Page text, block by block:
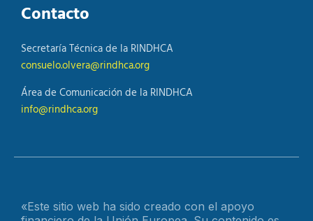
Contacto
Secretaría Técnica de la RINDHCA
consuelo.olvera@rindhca.org
Área de Comunicación de la RINDHCA
info@rindhca.org
«Este sitio web ha sido creado con el apoyo